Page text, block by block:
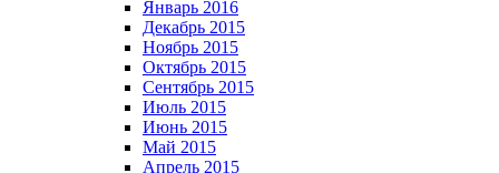
Январь 2016
Декабрь 2015
Ноябрь 2015
Октябрь 2015
Сентябрь 2015
Июль 2015
Июнь 2015
Май 2015
Апрель 2015